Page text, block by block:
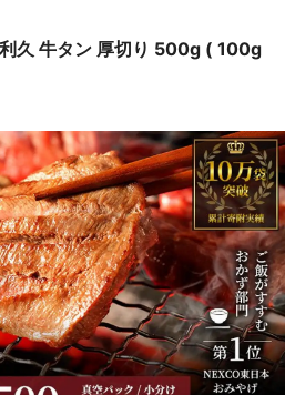
利久 牛タン 厚切り 500g ( 100g